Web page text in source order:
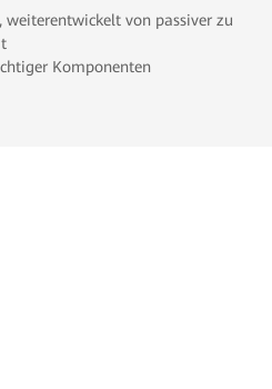
von passiver zu
Komponenten